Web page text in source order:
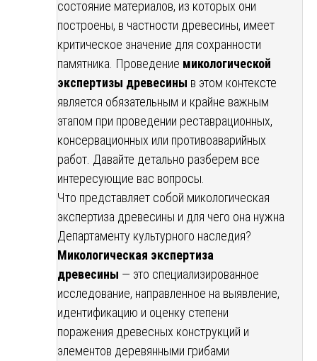
состояние материалов, из которых они
построены, в частности древесины, имеет
критическое значение для сохранности
памятника. Проведение микологической
экспертизы древесины в этом контексте
является обязательным и крайне важным
этапом при проведении реставрационных,
консервационных или противоаварийных
работ. Давайте детально разберем все
интересующие вас вопросы.
Что представляет собой микологическая
экспертиза древесины и для чего она нужна
Департаменту культурного наследия?
Микологическая экспертиза
древесины — это специализированное
исследование, направленное на выявление,
идентификацию и оценку степени
поражения древесных конструкций и
элементов деревянными грибами